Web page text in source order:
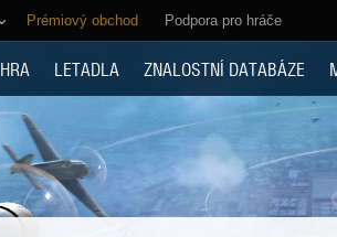
Prémiový obchod Podpora pro hráče
HRA LETADLA ZNALOSTNÍ DATABÁZE